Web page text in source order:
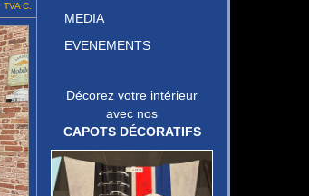
TVA C.
MEDIA
EVENEMENTS
Décorez votre intérieur
avec nos
CAPOTS DÉCORATIFS